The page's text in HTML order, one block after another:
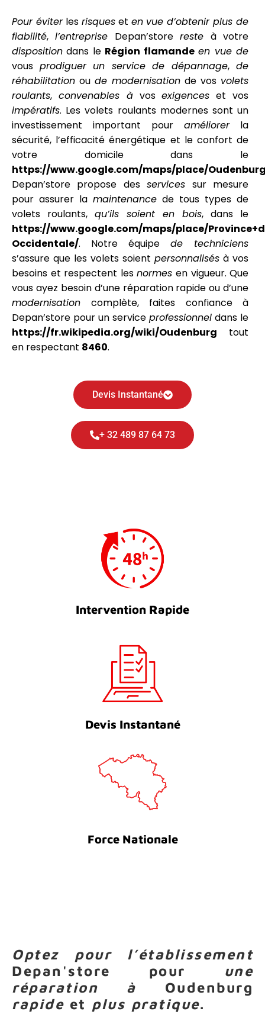
Pour éviterles risqueset en vue d’obtenir plus de
fiabilité,l’entreprise Depan’storereste à votre
disposition dans le Région flamande en vue de
vousprodiguer un service de dépannage,de
réhabilitation oude modernisation de vos volets
roulants, convenables àvosexigences et vos
impératifs. Les volets roulants modernes sont un
investissement important pouraméliorerla
sécurité, l’efficacité énergétique et le confort de
votre domicile dans le
https://www.google.com/maps/place/
Depan’store propose desservices sur mesure
pour assurer lamaintenance de tous types de
volets roulants,qu’ils soient en bois, dans le
https://www.google.com/maps/place/
Occidentale/. Notre équipede techniciens
s’assure que les volets soientpersonnalisés à vos
besoins et respectent lesnormes en vigueur. Que
vous ayez besoin d’une réparation rapide ou d’une
modernisation complète, faites confiance à
Depan’store pour un serviceprofessionnel dans le
https://fr.wikipedia.org/wiki/Oudenburg tout
en respectant 8460.
Devis Instantané
+ 32 489 87 64 73
Intervention Rapide
Devis Instantané
Force Nationale
Optez pour
l’établissement
Depan'store pour une
réparation
à
Oudenburg
rapide et plus pratique.